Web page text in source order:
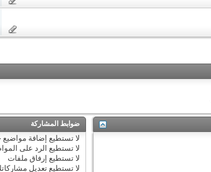
ضوابط المشاركة
لا تستطيع إضافة مواضيع
لا تستطيع الرد على
لا تستطيع إرفاق ملفات
لا تستطيع تعديل